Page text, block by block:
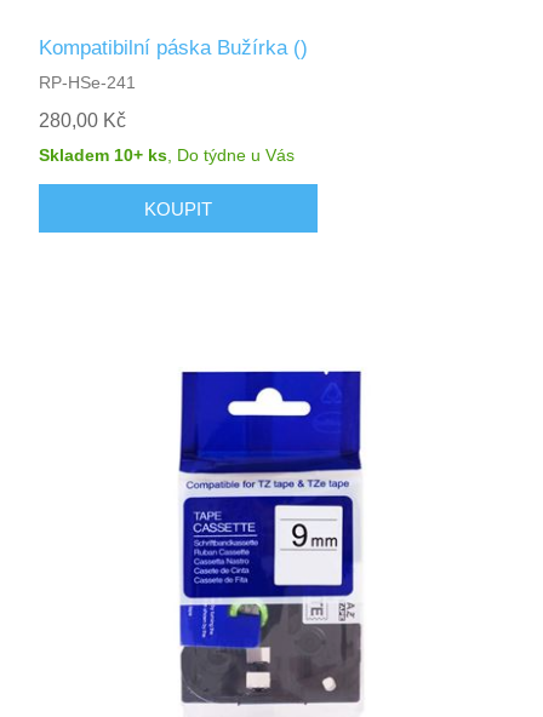
Kompatibilní páska Bužírka ()
RP-HSe-241
280,00 Kč
Skladem 10+ ks, Do týdne u Vás